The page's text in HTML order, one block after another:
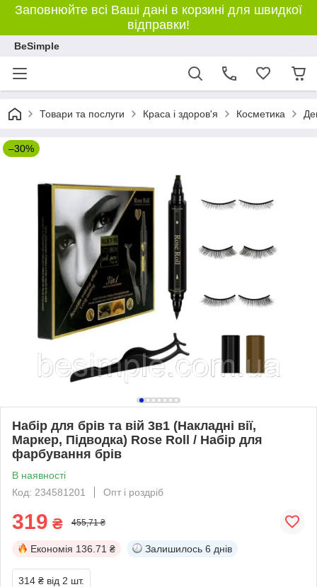
Заповнюйте всі Ваші дані в корзині для швидкої
відправки!
BeSimple
Товари та послуги Краса і здоров'я Косметика
–30%
Набір для брів та вій 3в1 (Накладні вії,
Маркер, Підводка) Rose Roll / Набір для
фарбування брів
В наявності
Код: 234581201
Опт і роздріб
319 ₴ 455,71 ₴
Економія 136.71 ₴ Залишилось 6 днів
314 ₴ від 2 шт.